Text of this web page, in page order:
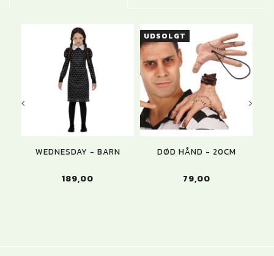
WEDNESDAY - BARN
189,00
UDSOLGT
DØD HÅND - 20CM
79,00